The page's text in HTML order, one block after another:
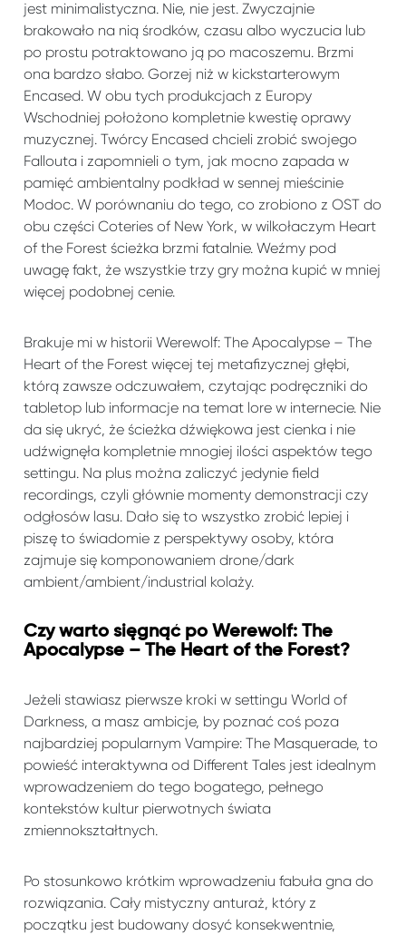
jest minimalistyczna. Nie, nie jest. Zwyczajnie
brakowało na nią środków, czasu albo wyczucia lub
po prostu potraktowano ją po macoszemu. Brzmi
ona bardzo słabo. Gorzej niż w kickstarterowym
Encased. W obu tych produkcjach z Europy
Wschodniej położono kompletnie kwestię oprawy
muzycznej. Twórcy Encased chcieli zrobić swojego
Fallouta i zapomnieli o tym, jak mocno zapada w
pamięć ambientalny podkład w sennej mieścinie
Modoc. W porównaniu do tego, co zrobiono z OST do
obu części Coteries of New York, w wilkołaczym Heart
of the Forest ścieżka brzmi fatalnie. Weźmy pod
uwagę fakt, że wszystkie trzy gry można kupić w mniej
więcej podobnej cenie.
Brakuje mi w historii Werewolf: The Apocalypse – The
Heart of the Forest więcej tej metafizycznej głębi,
którą zawsze odczuwałem, czytając podręczniki do
tabletop lub informacje na temat lore w internecie. Nie
da się ukryć, że ścieżka dźwiękowa jest cienka i nie
udźwignęła kompletnie mnogiej ilości aspektów tego
settingu. Na plus można zaliczyć jedynie field
recordings, czyli głównie momenty demonstracji czy
odgłosów lasu. Dało się to wszystko zrobić lepiej i
piszę to świadomie z perspektywy osoby, która
zajmuje się komponowaniem drone/dark
ambient/ambient/industrial kolaży.
Czy warto sięgnąć po Werewolf: The
Apocalypse – The Heart of the Forest?
Jeżeli stawiasz pierwsze kroki w settinguWorld of
Darkness, a masz ambicje, by poznać coś poza
najbardziej popularnym Vampire: The Masquerade, to
powieść interaktywna od Different Tales jest idealnym
wprowadzeniem do tego bogatego, pełnego
kontekstów kultur pierwotnych świata
zmiennokształtnych.
Po stosunkowo krótkim wprowadzeniu fabuła gna do
rozwiązania. Cały mistyczny anturaż, który z
początku jest budowany dosyć konsekwentnie,